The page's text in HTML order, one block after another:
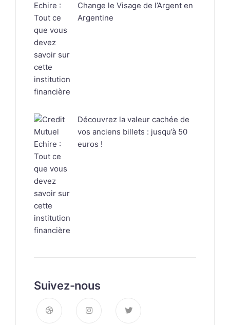
Change le Visage de l’Argent en
Argentine
Découvrez la valeur cachée de
vos anciens billets : jusqu’à 50
euros !
Suivez-nous